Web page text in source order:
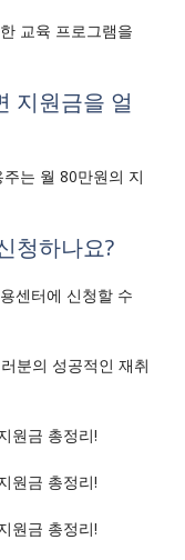
교육 프로그램을
지원금을 얼
는 월 80만원의 지
청하나요?
센터에 신청할 수
분의 성공적인 재취
원금 총정리!
원금 총정리!
원금 총정리!